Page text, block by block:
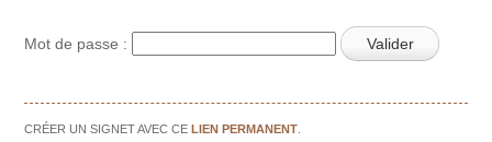
Mot de passe :
CRÉER UN SIGNET AVEC CELIEN PERMANENT